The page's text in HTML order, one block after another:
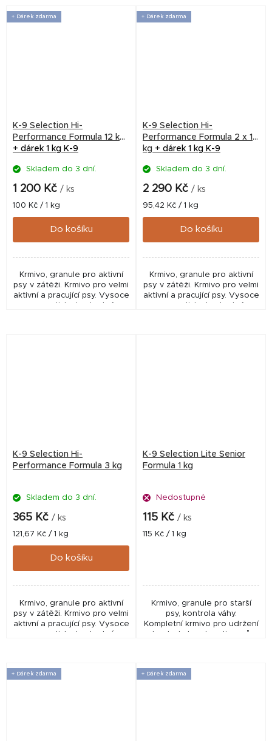
+ Dárek zdarma
K-9 Selection Hi-
Performance Formula 12 kg
+ dárek 1 kg K-9
Skladem do 3 dní.
1 200 Kč / ks
Měrná
cena:
100 Kč / 1 kg
Do košíku
Krmivo, granule pro aktivní
psy v zátěži. Krmivo pro velmi
aktivní a pracující psy. Vysoce
+ Dárek zdarma
K-9 Selection Hi-
Performance Formula 2 x 12
kg + dárek 1 kg K-9
Skladem do 3 dní.
2 290 Kč / ks
Měrná
cena:
95,42 Kč / 1 kg
Do košíku
Krmivo, granule pro aktivní
psy v zátěži. Krmivo pro velmi
aktivní a pracující psy. Vysoce
K-9 Selection Hi-
Performance Formula 3 kg
Skladem do 3 dní.
365 Kč / ks
Měrná
cena:
121,67 Kč / 1 kg
Do košíku
Krmivo, granule pro aktivní
psy v zátěži. Krmivo pro velmi
aktivní a pracující psy. Vysoce
K-9 Selection Lite Senior
Formula 1 kg
Nedostupné
115 Kč / ks
Měrná
115 Kč / 1 kg
Krmivo, granule pro starší
psy, kontrola váhy.
Kompletní krmivo pro udržení
+ Dárek zdarma + Dárek zdarma